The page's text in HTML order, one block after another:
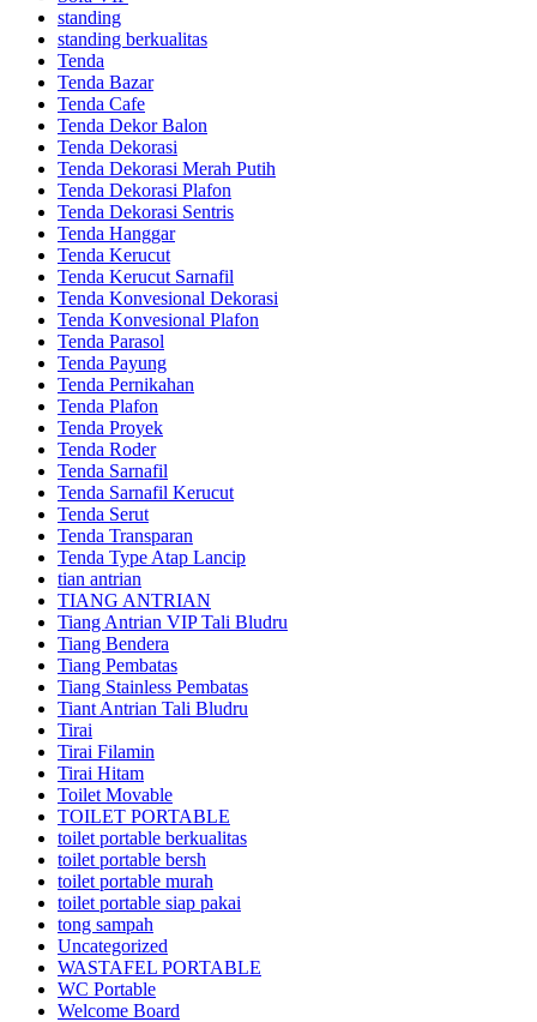
standing
standing berkualitas
Tenda
Tenda Bazar
Tenda Cafe
Tenda Dekor Balon
Tenda Dekorasi
Tenda Dekorasi Merah Putih
Tenda Dekorasi Plafon
Tenda Dekorasi Sentris
Tenda Hanggar
Tenda Kerucut
Tenda Kerucut Sarnafil
Tenda Konvesional Dekorasi
Tenda Konvesional Plafon
Tenda Parasol
Tenda Payung
Tenda Pernikahan
Tenda Plafon
Tenda Proyek
Tenda Roder
Tenda Sarnafil
Tenda Sarnafil Kerucut
Tenda Serut
Tenda Transparan
Tenda Type Atap Lancip
tian antrian
TIANG ANTRIAN
Tiang Antrian VIP Tali Bludru
Tiang Bendera
Tiang Pembatas
Tiang Stainless Pembatas
Tiant Antrian Tali Bludru
Tirai
Tirai Filamin
Tirai Hitam
Toilet Movable
TOILET PORTABLE
toilet portable berkualitas
toilet portable bersh
toilet portable murah
toilet portable siap pakai
tong sampah
Uncategorized
WASTAFEL PORTABLE
WC Portable
Welcome Board